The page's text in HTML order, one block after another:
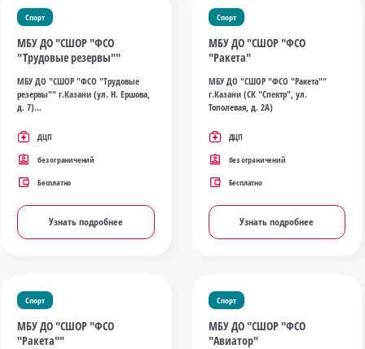
Спорт
МБУ ДО "СШОР "ФСО
"Трудовые резервы""
МБУ ДО "СШОР "ФСО "Трудовые
резервы"" г.Казани (ул. Н. Ершова,
д. 7)
ДЦП
без ограничений
Бесплатно
Узнать подробнее
Спорт
МБУ ДО "СШОР "ФСО
"Ракета"
МБУ ДО "СШОР "ФСО "Ракета""
г.Казани (СК "Спектр", ул.
Тополевая, д. 2А)
ДЦП
без ограничений
Бесплатно
Узнать подробнее
Спорт
МБУ ДО "СШОР "ФСО
"Ракета""
Спорт
МБУ ДО "СШОР "ФСО
"Авиатор"